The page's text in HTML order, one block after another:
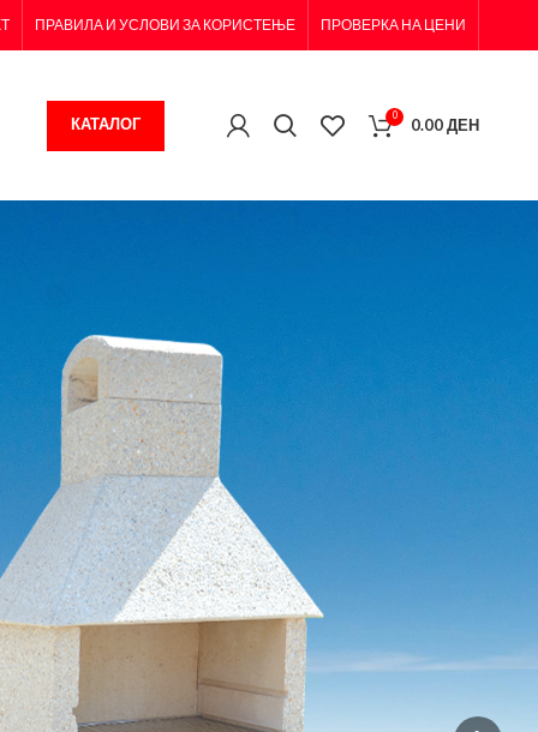
ПРАВИЛА И УСЛОВИ ЗА КОРИСТЕЊЕ ПРОВЕРКА НА ЦЕНИ
КАТАЛОГ 0 0.00ДЕН